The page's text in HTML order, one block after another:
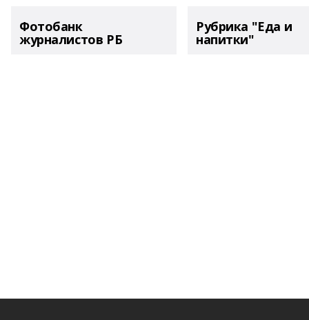
Фотобанк
журналистов РБ
Рубрика "Еда и
напитки"